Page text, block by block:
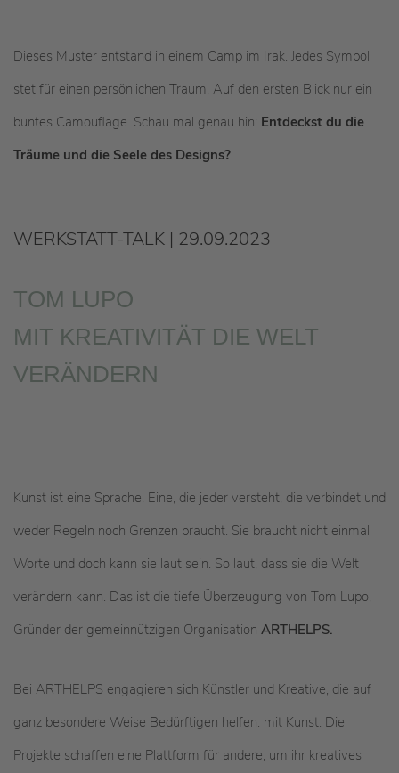
Dieses Muster entstand in einem Camp im Irak. Jedes Symbol
stet für einen persönlichen Traum. Auf den ersten Blick nur ein
buntes Camouflage. Schau mal genau hin: Entdeckst du die
Träume und die Seele des Designs?
WERKSTATT-TALK | 29.09.2023
TOM LUPO
MIT KREATIVITÄT DIE WELT
VERÄNDERN
Kunst ist eine Sprache. Eine, die jeder versteht, die verbindet und
weder Regeln noch Grenzen braucht. Sie braucht nicht einmal
Worte und doch kann sie laut sein. So laut, dass sie die Welt
verändern kann. Das ist die tiefe Überzeugung von Tom Lupo,
Gründer der gemeinnützigen Organisation ARTHELPS.
Bei ARTHELPS engagieren sich Künstler und Kreative, die auf
ganz besondere Weise Bedürftigen helfen: mit Kunst. Die
Projekte schaffen eine Plattform für andere, um ihr kreatives